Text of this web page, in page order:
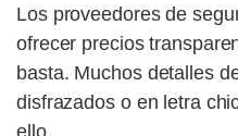
Los proveedores de
ofrecer precios
basta. Muchos detalles
disfrazados o en letra
ello.